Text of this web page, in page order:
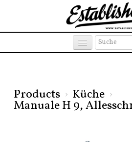
Products › Küche ›
Manuale H 9,